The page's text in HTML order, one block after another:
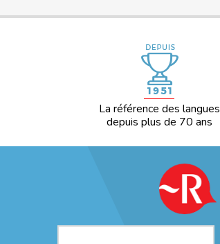
La référence des langues
depuis plus de 70 ans
Votre profil*